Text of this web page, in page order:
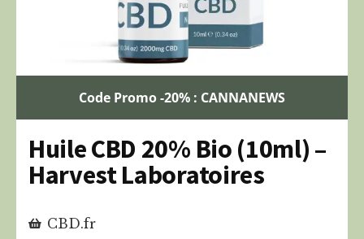
Code Promo -20% : CANNANEWS
Huile CBD 20% Bio (10ml) –
Harvest Laboratoires
CBD.fr